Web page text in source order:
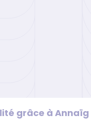
grâce à Annaïg